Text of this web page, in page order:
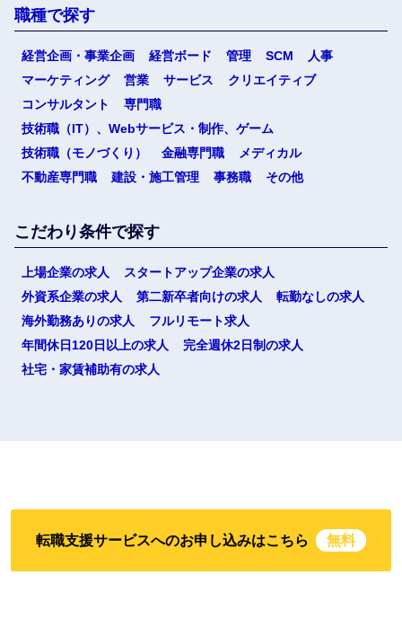
職種で探す
経営企画・事業企画 経営ボード 管理 SCM
人事
マーケティング
営業 サービス
クリエイティブ
コンサルタント
専門職
技術職（IT）、Webサービス・制作、ゲーム
技術職（モノづくり）
金融専門職
メディカル
不動産専門職
建設・施工管理 事務職 その他
こだわり条件で探す
上場企業の求人
スタートアップ企業の求人
外資系企業の求人
第二新卒者向けの求人
転勤なしの求人
海外勤務ありの求人
フルリモート求人
年間休日120日以上の求人
完全週休2日制の求人
社宅・家賃補助有の求人
転職支援サービスへのお申し込みはこちら 無料